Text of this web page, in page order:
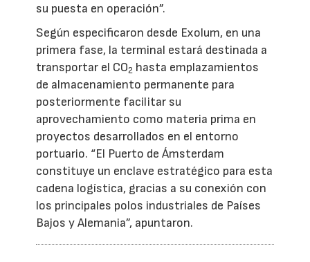
su puesta en operación”.
Según especificaron desde Exolum, en una
primera fase, la terminal estará destinada a
transportar el CO2 hasta emplazamientos
de almacenamiento permanente para
posteriormente facilitar su
aprovechamiento como materia prima en
proyectos desarrollados en el entorno
portuario. “El Puerto de Ámsterdam
constituye un enclave estratégico para esta
cadena logística, gracias a su conexión con
los principales polos industriales de Países
Bajos y Alemania”, apuntaron.